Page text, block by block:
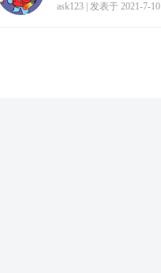
ask123 发表于 2021-7-10